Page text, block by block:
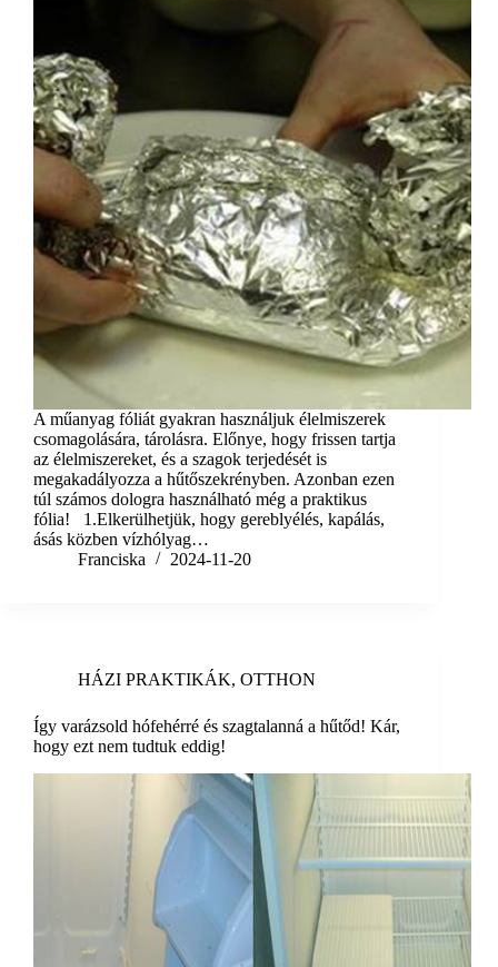
A műanyag fóliát gyakran használjuk élelmiszerek
csomagolására, tárolásra. Előnye, hogy frissen tartja
az élelmiszereket, és a szagok terjedését is
megakadályozza a hűtőszekrényben. Azonban ezen
túl számos dologra használható még a praktikus
fólia! 1.Elkerülhetjük, hogy gereblyélés, kapálás,
ásás közben vízhólyag…
Franciska
2024-11-20
HÁZI PRAKTIKÁK, OTTHON
Így varázsold hófehérré és szagtalanná a hűtőd! Kár,
hogy ezt nem tudtuk eddig!